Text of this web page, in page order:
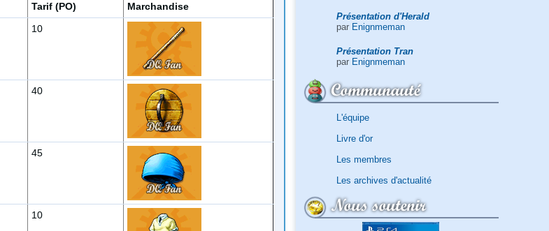
Présentation d'Herald
par Enignmeman
Présentation Tran
par Enignmeman
Communauté
L'équipe
Livre d'or
Les membres
Les archives d'actualité
Nous soutenir
Tarif (PO)
Marchandise
10
40
45
10